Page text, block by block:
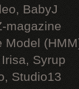
BabyJ
magazine
Model
Syrup
Studio13